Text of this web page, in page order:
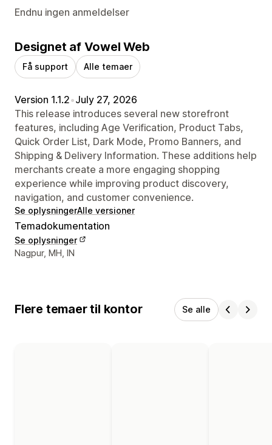
Endnu ingen anmeldelser
Designet af Vowel Web
Få support Alle temaer
Version 1.1.2•July 27, 2026
This release introduces several new storefront
features, including Age Verification, Product Tabs,
Quick Order List, Dark Mode, Promo Banners, and
Shipping & Delivery Information. These additions help
merchants create a more engaging shopping
experience while improving product discovery,
navigation, and customer convenience.
Se oplysningerAlle versioner
Temadokumentation
Se oplysninger
Se kontaktoplysninger
Nagpur, MH, IN
Flere temaer til kontor Se alle